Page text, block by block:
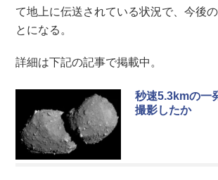
て地上に伝送されている状況で、今後
とになる。
詳細は下記の記事で掲載中。
秒速5.3kmの一
撮影したか